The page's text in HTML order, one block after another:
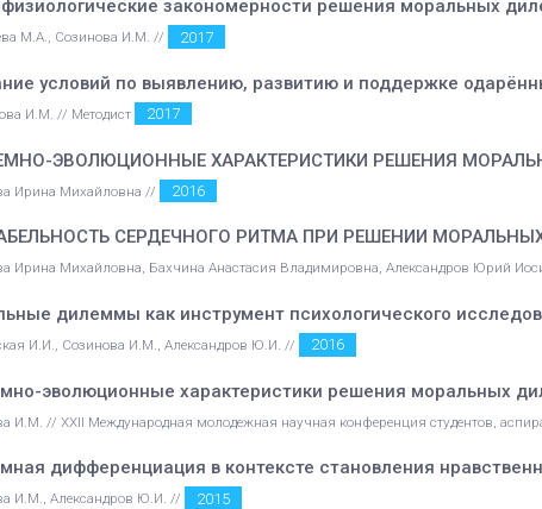
закономерности решения моральных
М.А., Созинова И.М. // 2017
условий по выявлению, развитию и поддержке
И.М. // Методист 2017
ЭВОЛЮЦИОННЫЕ ХАРАКТЕРИСТИКИ РЕШЕНИЯ
Ирина Михайловна // 2016
СЕРДЕЧНОГО РИТМА ПРИ РЕШЕНИИ
Ирина Михайловна, Бахчина Анастасия Владимировна, Александров Юрий
дилеммы как инструмент психологического
И.И., Созинова И.М., Александров Ю.И. // 2016
эволюционные характеристики решения моральных
И.М. // XXII Международная молодежная научная конференция студентов,
дифференциация в контексте становления
И.М., Александров Ю.И. // 2015